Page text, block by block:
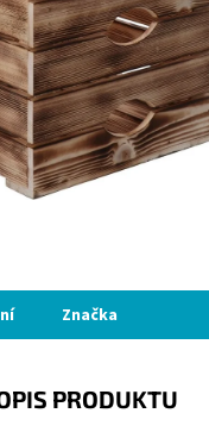
Značka
PRODUKTU